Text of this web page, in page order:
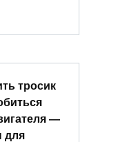
тросик
—
для